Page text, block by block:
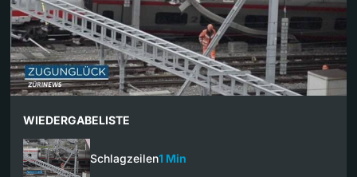
WIEDERGABELISTE
Schlagzeilen1 Min